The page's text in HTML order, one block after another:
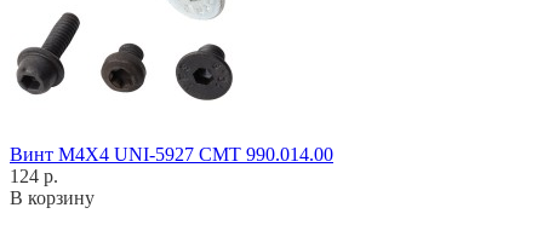
Винт M4X4 UNI-5927 CMT 990.014.00
124 р.
В корзину